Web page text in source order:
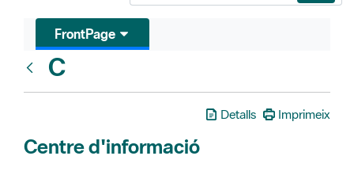
FrontPage
C
Detalls Imprimeix
Centre d'informació